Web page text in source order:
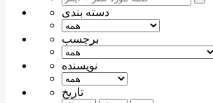
دسته بندی
برچسب
نویسنده
تاریخ